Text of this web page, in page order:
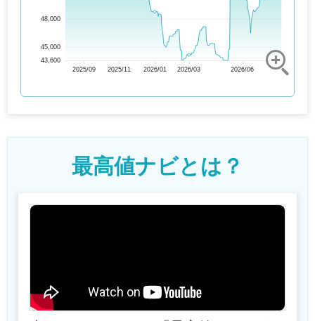
43,600
45,000
48,000
2025/09 2025/11 2026/01 2026/03 2026/06
最高値ナビとは？